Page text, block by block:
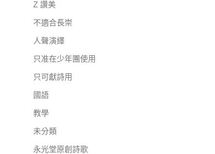
Z 讚美
不適合長崇
人聲演繹
只准在少年團使用
只可獻詩用
國語
教學
未分類
永光堂原創詩歌